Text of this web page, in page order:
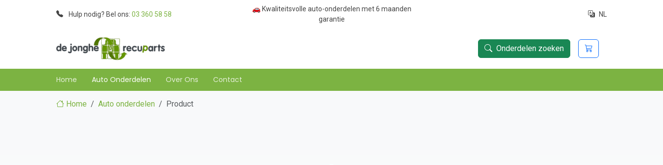
Hulp nodig? Bel ons: 03 360 58 58
🚗 Kwaliteitsvolle auto-onderdelen met 6 maanden
garantie
NL
Onderdelen zoeken
Home Auto Onderdelen Over Ons Contact
Home Auto onderdelen Product